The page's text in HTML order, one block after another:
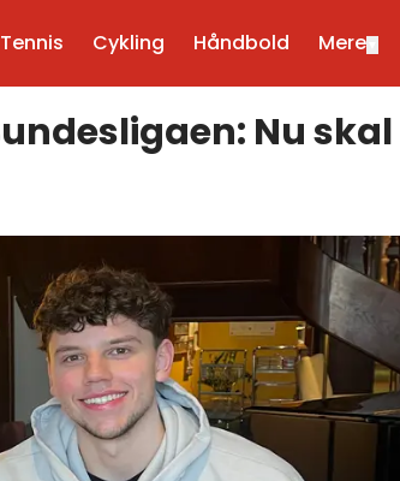
Tennis Cykling Håndbold Mere
Nu skal